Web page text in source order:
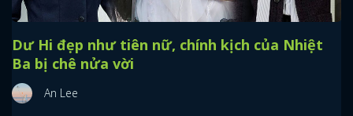
Dư Hi đẹp như tiên nữ, chính kịch của Nhiệt
Ba bị chê nửa vời
An Lee